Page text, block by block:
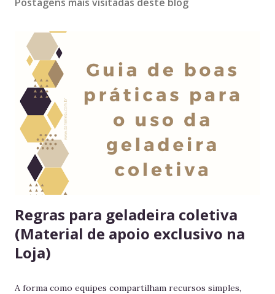
Regras para geladeira coletiva
(Material de apoio exclusivo na
Loja)
A forma como equipes compartilham recursos simples,